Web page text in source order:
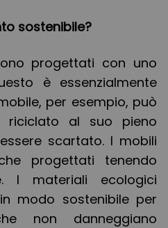
sostenibile?
progettati con uno
è essenzialmente
per esempio, può
riciclato al suo pieno
scartato. I mobili
progettati tenendo
I materiali ecologici
modo sostenibile per
non danneggiano